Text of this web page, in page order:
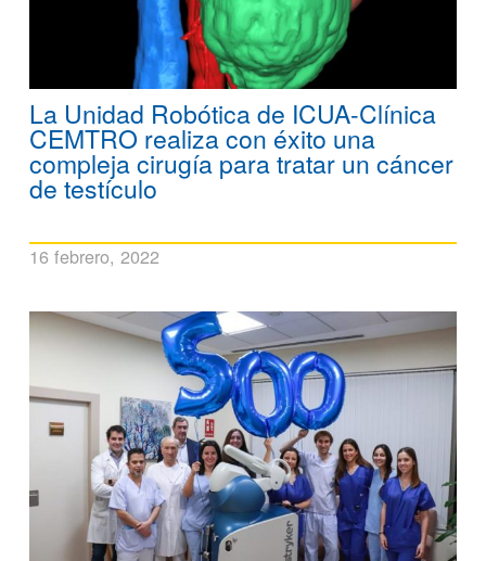
La Unidad Robótica de ICUA-Clínica
CEMTRO realiza con éxito una
compleja cirugía para tratar un cáncer
de testículo
16 febrero, 2022